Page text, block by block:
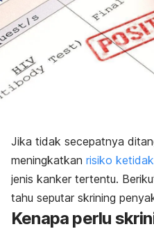
Jika tidak secepatnya
meningkatkan risiko
jenis kanker tertentu.
tahu seputar skrining
Kenapa perlu